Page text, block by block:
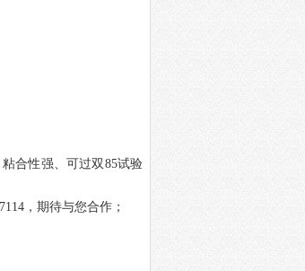
合性强、可过双 85试验
，期待与您合作；